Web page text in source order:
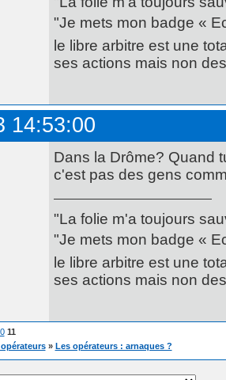
"Je mets mon badge «
le libre arbitre est une
ses actions mais non
14:53:00
Dans la Drôme? Quand
c'est pas des gens
"La folie m'a toujours
"Je mets mon badge «
le libre arbitre est une
ses actions mais non
11
» Les opérateurs : arnaques ?